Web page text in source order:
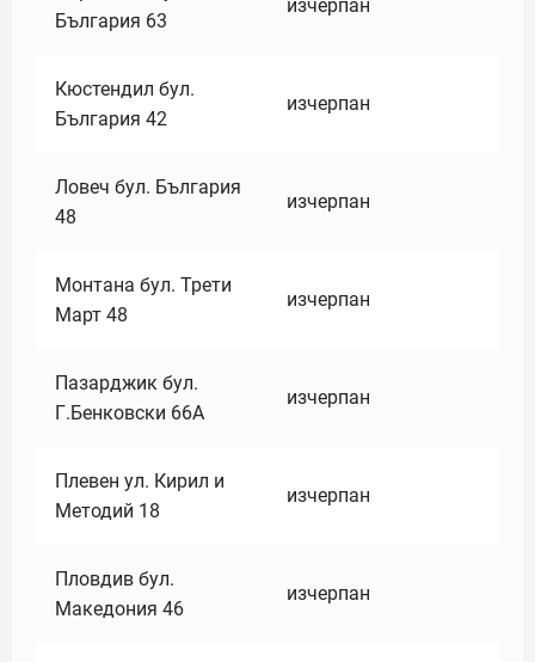
България 63
изчерпан
Кюстендил бул.
България 42
изчерпан
Ловеч бул. България
48
изчерпан
Монтана бул. Трети
Март 48
изчерпан
Пазарджик бул.
Г.Бенковски 66А
изчерпан
Плевен ул. Кирил и
Методий 18
изчерпан
Пловдив бул.
Македония 46
изчерпан